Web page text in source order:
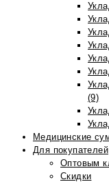
(9)
Медицинские
Для покупателей
Оптовым
Скидки